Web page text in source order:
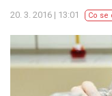
20. 3. 2016 | 13:01 Co se